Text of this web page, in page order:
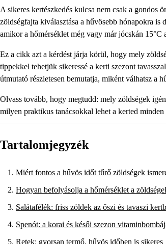
A sikeres kertészkedés kulcsa nem csak a gondos
zöldségfajta kiválasztása a hűvösebb hónapokra
amikor a hőmérséklet még vagy már jócskán 15°C
Ez a cikk azt a kérdést járja körül, hogy mely
tippekkel tehetjük sikeressé a kerti szezont
útmutató részletesen bemutatja, miként válhatsz a
Olvass tovább, hogy megtudd: mely zöldségek
milyen praktikus tanácsokkal lehet a kerted minden
Tartalomjegyzék
Miért fontos a hűvös időt tűrő zöldségek
Hogyan befolyásolja a hőmérséklet a
Salátafélék: friss zöldek az őszi és tavaszi
Spenót: a korai és késői szezon
Retek: gyorsan termő, hűvös időben is sikeres